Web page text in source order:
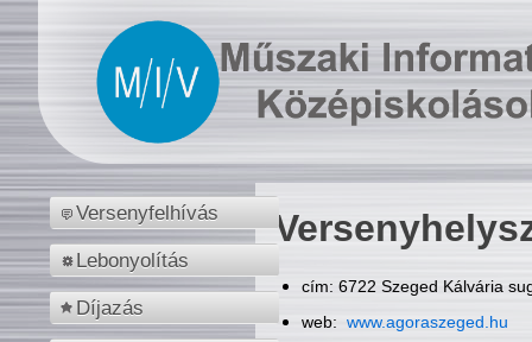
Versenyfelhívás
Lebonyolítás
Díjazás
cím: 6722 Szeged Kálvária
web: www.agoraszeged.hu